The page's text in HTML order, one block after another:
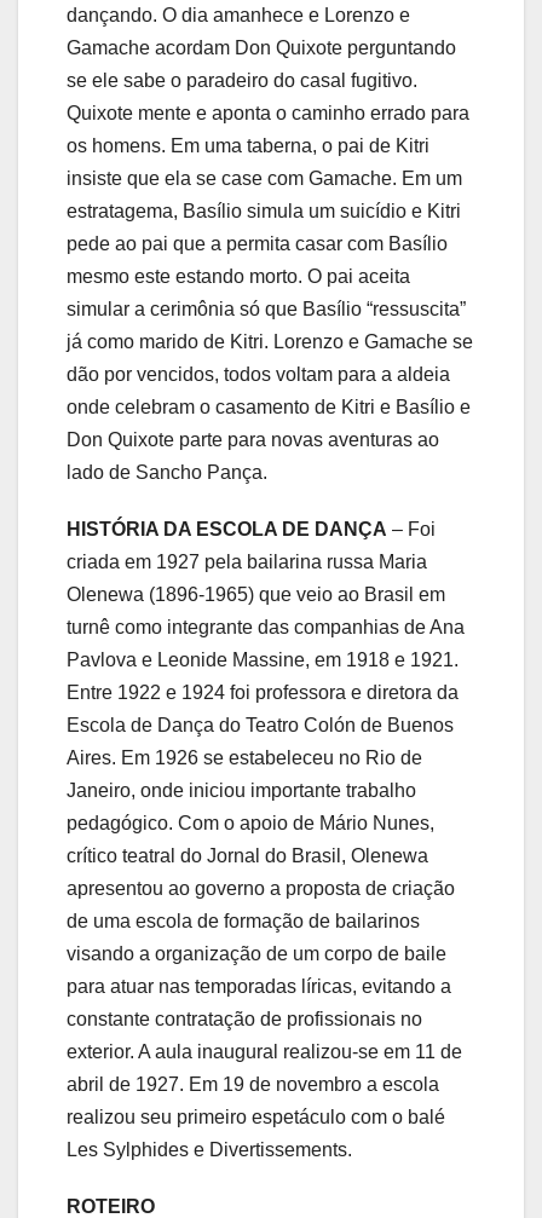
dançando. O dia amanhece e Lorenzo e
Gamache acordam Don Quixote perguntando
se ele sabe o paradeiro do casal fugitivo.
Quixote mente e aponta o caminho errado para
os homens. Em uma taberna, o pai de Kitri
insiste que ela se case com Gamache. Em um
estratagema, Basílio simula um suicídio e Kitri
pede ao pai que a permita casar com Basílio
mesmo este estando morto. O pai aceita
simular a cerimônia só que Basílio “ressuscita”
já como marido de Kitri. Lorenzo e Gamache se
dão por vencidos, todos voltam para a aldeia
onde celebram o casamento de Kitri e Basílio e
Don Quixote parte para novas aventuras ao
lado de Sancho Pança.
HISTÓRIA DA ESCOLA DE DANÇA – Foi
criada em 1927 pela bailarina russa Maria
Olenewa (1896-1965) que veio ao Brasil em
turnê como integrante das companhias de Ana
Pavlova e Leonide Massine, em 1918 e 1921.
Entre 1922 e 1924 foi professora e diretora da
Escola de Dança do Teatro Colón de Buenos
Aires. Em 1926 se estabeleceu no Rio de
Janeiro, onde iniciou importante trabalho
pedagógico. Com o apoio de Mário Nunes,
crítico teatral do Jornal do Brasil, Olenewa
apresentou ao governo a proposta de criação
de uma escola de formação de bailarinos
visando a organização de um corpo de baile
para atuar nas temporadas líricas, evitando a
constante contratação de profissionais no
exterior. A aula inaugural realizou-se em 11 de
abril de 1927. Em 19 de novembro a escola
realizou seu primeiro espetáculo com o balé
Les Sylphides e Divertissements.
ROTEIRO